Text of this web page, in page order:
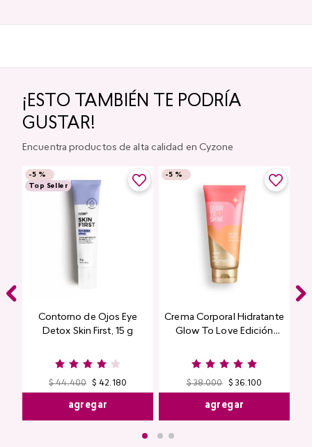
¡ESTO TAMBIÉN TE PODRÍA
GUSTAR!
Encuentra productos de alta calidad en Cyzone
-5 %
Top Seller
Contorno de Ojos Eye
Detox Skin First, 15 g
$ 44.400 $ 42.180
agregar
-5 %
Crema Corporal Hidratante
Glow To Love Edición
$ 38.000 $ 36.100
agregar